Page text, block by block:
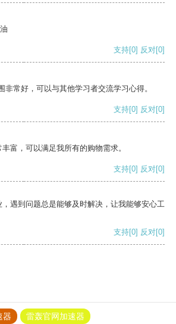
支持[0] 反对[0]
非常好，可以与其他学习者交流学习心得。
支持[0] 反对[0]
富，可以满足我所有的购物需求。
支持[0] 反对[0]
遇到问题总是能够及时解决，让我能够安心工
支持[0] 反对[0]
器 雷轰官网加速器